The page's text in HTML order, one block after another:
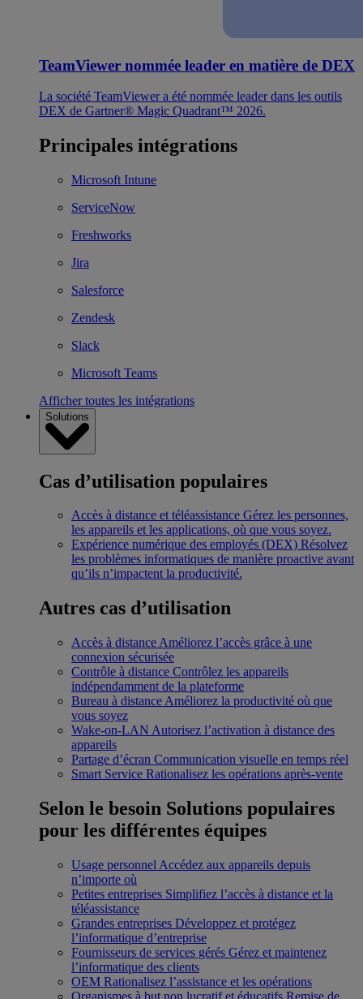
TeamViewer nommée leader en matière de DEX
La société TeamViewer a été nommée leader dans les outils
DEX de Gartner® Magic Quadrant™ 2026.
Principales intégrations
Microsoft Intune
ServiceNow
Freshworks
Jira
Salesforce
Zendesk
Slack
Microsoft Teams
Afficher toutes les intégrations
Solutions
Cas d’utilisation populaires
Accès à distance et téléassistance Gérez les personnes,
les appareils et les applications, où que vous soyez.
Expérience numérique des employés (DEX) Résolvez
les problèmes informatiques de manière proactive avant
qu’ils n’impactent la productivité.
Autres cas d’utilisation
Accès à distance Améliorez l’accès grâce à une
connexion sécurisée
Contrôle à distance Contrôlez les appareils
indépendamment de la plateforme
Bureau à distance Améliorez la productivité où que
vous soyez
Wake-on-LAN Autorisez l’activation à distance des
appareils
Partage d’écran Communication visuelle en temps réel
Smart Service Rationalisez les opérations après-vente
Selon le besoin Solutions populaires
pour les différentes équipes
Usage personnel Accédez aux appareils depuis
n’importe où
Petites entreprises Simplifiez l’accès à distance et la
téléassistance
Grandes entreprises Développez et protégez
l’informatique d’entreprise
Fournisseurs de services gérés Gérez et maintenez
l’informatique des clients
OEM Rationalisez l’assistance et les opérations
Organismes à but non lucratif et éducatifs Remise de